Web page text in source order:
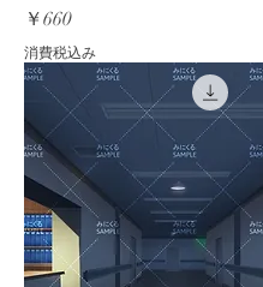
価格
￥660
消費税込み